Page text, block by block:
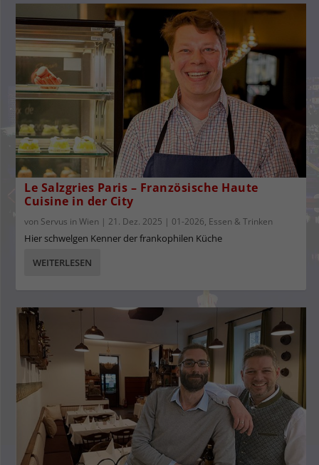
Le Salzgries Paris – Französische Haute
Cuisine in der City
von Servus in Wien | 21. Dez. 2025 | 01-2026, Essen & Trinken
Hier schwelgen Kenner der frankophilen Küche
WEITERLESEN